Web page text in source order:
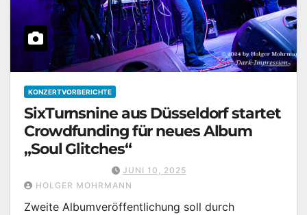
KONZERTVORBERICHTE
SixTurnsnine aus Düsseldorf startet
Crowdfunding für neues Album
„Soul Glitches“
JUNI 10, 2025
HOLGER MOHRMANN
Zweite Albumveröffentlichung soll durch